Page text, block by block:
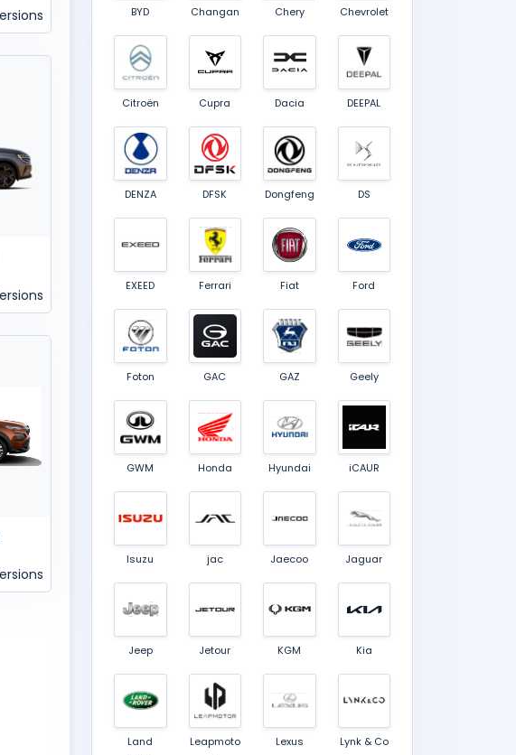
BYD Changan Chery Chevrolet
Citroën Cupra Dacia DEEPAL
DENZA DFSK Dongfeng DS
EXEED Ferrari Fiat Ford
Foton GAC GAZ Geely
GWM Honda Hyundai iCAUR
Isuzu jac Jaecoo Jaguar
Jeep Jetour KGM Kia
Land
Leapmoto
Lexus Lynk & Co